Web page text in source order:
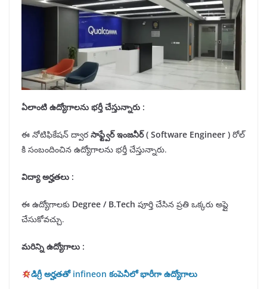
ఏలాంటి ఉద్యోగాలను భర్తీచేస్తున్నారు :
ఈ నోటిఫికేషన్ ద్వారసాఫ్ట్వేర్ ఇంజనీర్ ( Software Engineer ) రోల్
కి సంబందించిన ఉద్యోగాలను భర్తీ చేస్తున్నారు.
విద్యా అర్హతలు :
ఈ ఉద్యోగాలకు Degree / B.Tech పూర్తి చేసిన ప్రతి ఒక్కరు అప్లై
చేసుకోవచ్చు.
మరిన్ని ఉద్యోగాలు :
డిగ్రీ అర్హతతో infineon కంపెనీలో భారీగా ఉద్యోగాలు